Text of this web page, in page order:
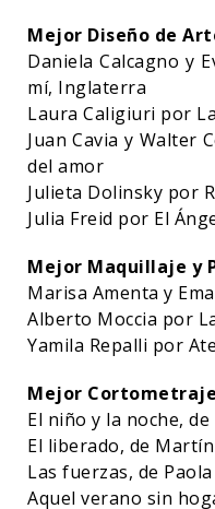
Mejor Diseño de
Daniela Calcagno y
mí, Inglaterra
Laura Caligiuri por
Juan Cavia y Walter
del amor
Julieta Dolinsky por
Julia Freid por El
Mejor Maquillaje y
Marisa Amenta y
Alberto Moccia por
Yamila Repalli por
Mejor Cortometraje
El niño y la noche,
El liberado, de
Las fuerzas, de
Aquel verano sin